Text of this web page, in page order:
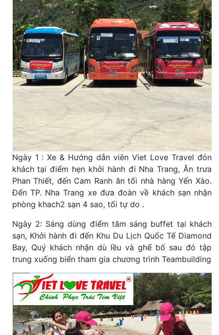
Ngày 1 : Xe & Hướng dẫn viên Viet Love Travel đón
khách tại điểm hẹn khởi hành đi Nha Trang, Ăn trưa
Phan Thiết, đến Cam Ranh ăn tối nhà hàng Yến Xào.
Đến TP. Nha Trang xe đưa đoàn về khách sạn nhận
phòng khach2 sạn 4 sao, tối tự do .
Ngày 2: Sáng dùng điểm tâm sáng buffet tại khách
sạn, Khởi hành đi đến Khu Du Lịch Quốc Tế Diamond
Bay, Quý khách nhận dù lều và ghế bố sau đó tập
trung xuống biển tham gia chương trình Teambuilding